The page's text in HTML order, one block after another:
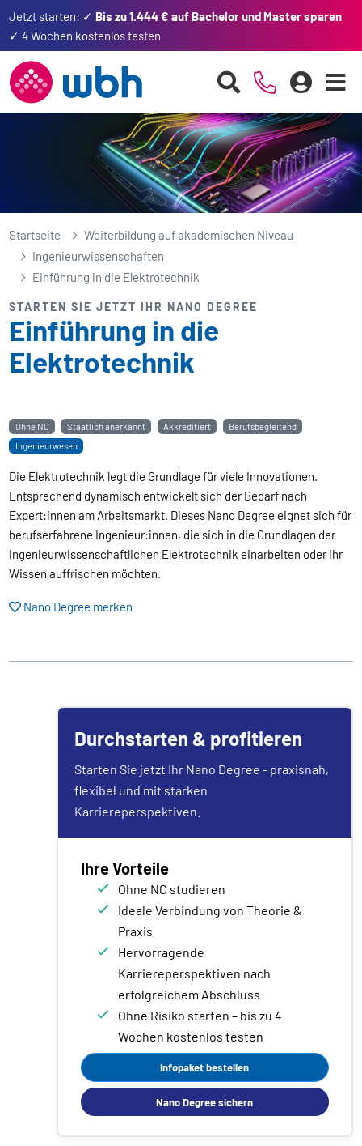
Jetzt starten: ✓ Bis zu 1.444 € auf Bachelor und Master sparen
✓ 4 Wochen kostenlos testen
Startseite
Weiterbildung auf akademischen Niveau
Ingenieur­wissenschaften
Einführung in die Elektrotechnik
STARTEN SIE JETZT IHR NANO DEGREE
Einführung in die
Elektrotechnik
Ohne NC Staatlich anerkannt Akkreditiert
Berufsbegleitend
Ingenieurwesen
Die Elektrotechnik legt die Grundlage für viele Innovationen.
Entsprechend dynamisch entwickelt sich der Bedarf nach
Expert:innen am Arbeitsmarkt. Dieses Nano Degree eignet sich für
berufserfahrene Ingenieur:innen, die sich in die Grundlagen der
ingenieurwissenschaftlichen Elektrotechnik einarbeiten oder ihr
Wissen auffrischen möchten.
Nano Degree merken
Durchstarten & profitieren
Starten Sie jetzt Ihr Nano Degree - praxisnah,
flexibel und mit starken
Karriereperspektiven.
Ihre Vorteile
Ohne NC studieren
Ideale Verbindung von Theorie &
Praxis
Hervorragende
Karriereperspektiven nach
erfolgreichem Abschluss
Ohne Risiko starten – bis zu 4
Wochen kostenlos testen
Infopaket bestellen
Nano Degree sichern